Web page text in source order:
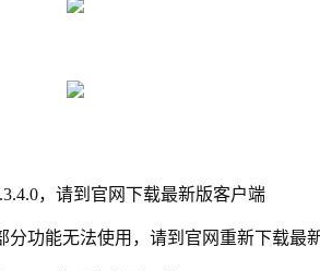
，请到官网下载最新版客户端
功能无法使用，请到官网重新下载最